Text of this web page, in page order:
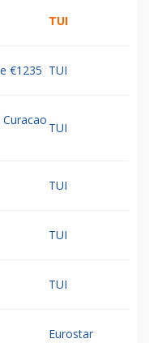
TUI
€1235 TUI
TUI
TUI
TUI
TUI
Eurostar